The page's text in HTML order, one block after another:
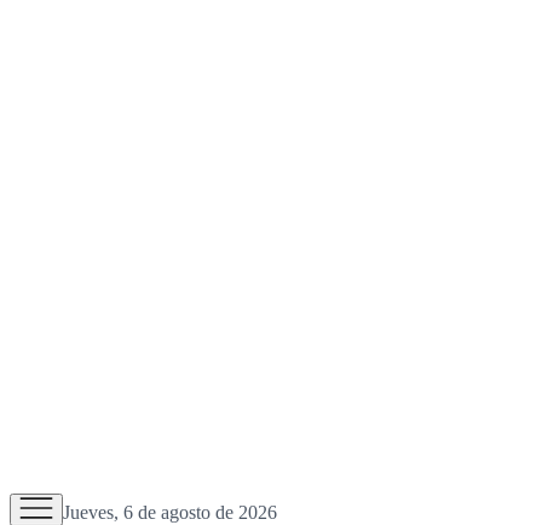
Jueves, 6 de agosto de 2026